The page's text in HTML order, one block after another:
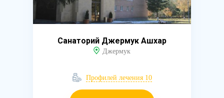
Санаторий Джермук Ашхар
Джермук
Профилей лечения 10